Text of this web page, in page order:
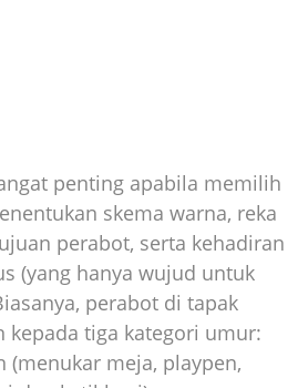
penting apabila memilih
skema warna, reka
perabot, serta kehadiran
(yang hanya wujud untuk
perabot di tapak
kepada tiga kategori umur:
(menukar meja, playpen,